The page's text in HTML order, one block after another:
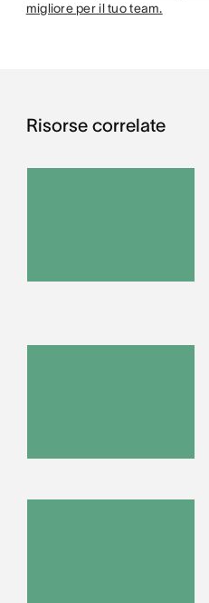
migliore per il tuo team.
Risorse correlate